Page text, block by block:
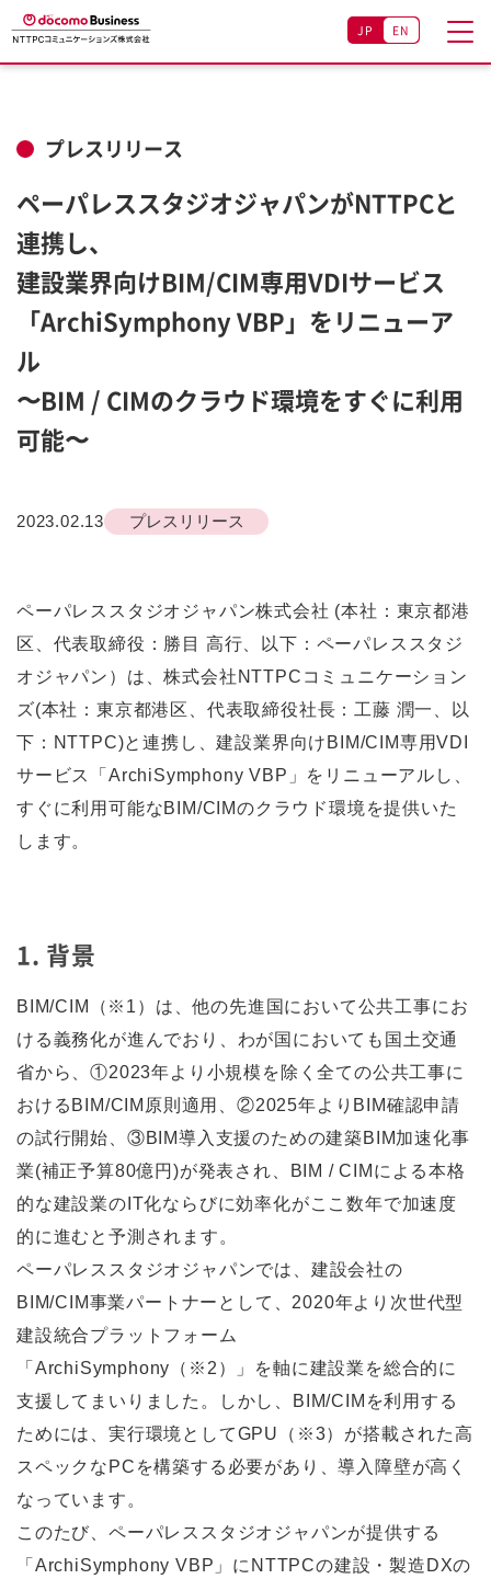
JP EN
プレスリリース
ペーパレススタジオジャパンがNTTPCと
連携し、
建設業界向けBIM/CIM専用VDIサービス
「ArchiSymphony VBP」をリニューア
ル
〜BIM / CIMのクラウド環境をすぐに利用
可能〜
2023.02.13 プレスリリース
ペーパレススタジオジャパン株式会社 (本社：東京都港
区、代表取締役：勝目 高行、以下：ペーパレススタジ
オジャパン）は、株式会社NTTPCコミュニケーション
ズ(本社：東京都港区、代表取締役社長：工藤 潤一、以
下：NTTPC)と連携し、建設業界向けBIM/CIM専用VDI
サービス「ArchiSymphony VBP」をリニューアルし、
すぐに利用可能なBIM/CIMのクラウド環境を提供いた
します。
1. 背景
BIM/CIM（※1）は、他の先進国において公共工事にお
ける義務化が進んでおり、わが国においても国土交通
省から、①2023年より小規模を除く全ての公共工事に
おけるBIM/CIM原則適用、②2025年よりBIM確認申請
の試行開始、③BIM導入支援のための建築BIM加速化事
業(補正予算80億円)が発表され、BIM / CIMによる本格
的な建設業のIT化ならびに効率化がここ数年で加速度
的に進むと予測されます。
ペーパレススタジオジャパンでは、建設会社の
BIM/CIM事業パートナーとして、2020年より次世代型
建設統合プラットフォーム
「ArchiSymphony（※2）」を軸に建設業を総合的に
支援してまいりました。しかし、BIM/CIMを利用する
ためには、実行環境としてGPU（※3）が搭載された高
スペックなPCを構築する必要があり、導入障壁が高く
なっています。
このたび、ペーパレススタジオジャパンが提供する
「ArchiSymphony VBP」にNTTPCの建設・製造DXの